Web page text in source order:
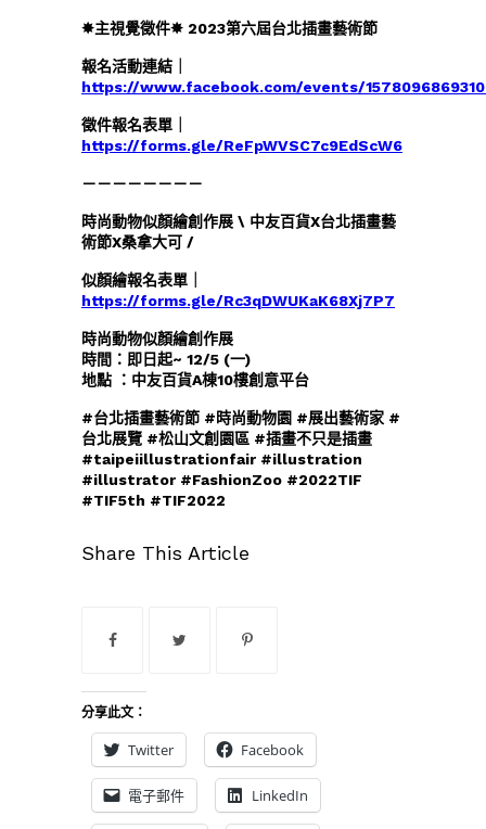
✸主視覺徵件✸ 2023第六屆台北插畫藝術節
報名活動連結｜
https://www.facebook.com/events/
徵件報名表單｜
https://forms.gle/ReFpWVSC7c9EdScW6
－－－－－－－－
時尚動物似顏繪創作展 \ 中友百貨X台北插畫藝
術節X桑拿大可 /
似顏繪報名表單｜
https://forms.gle/Rc3qDWUKaK68Xj7P7
時尚動物似顏繪創作展
時間：即日起~ 12/5 (一)
地點 ：中友百貨A棟10樓創意平台
#台北插畫藝術節 #時尚動物園 #展出藝術家 #
台北展覽 #松山文創園區 #插畫不只是插畫
#taipeiillustrationfair #illustration
#illustrator #FashionZoo #2022TIF
#TIF5th #TIF2022
Share This Article
分享此文：
Twitter Facebook
電子郵件 LinkedIn